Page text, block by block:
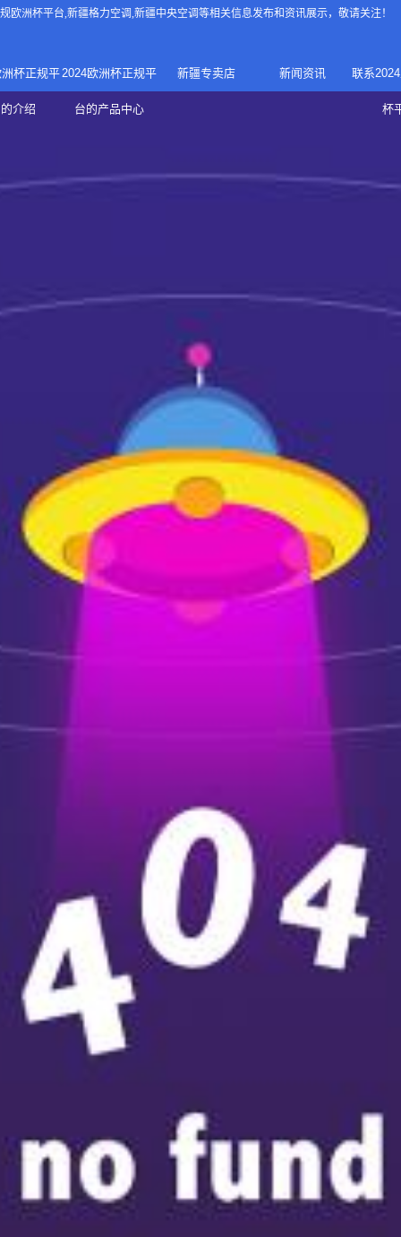
欧洲杯平台,新疆格力空调,新疆中央空调等相关信息发布和资讯展示，敬请关注！
杯正规平
介绍
正规欧洲
2024欧洲杯正规平
台的产品中心
家庭中央空调
家用空调
新疆专卖店 新闻资讯 联系
杯